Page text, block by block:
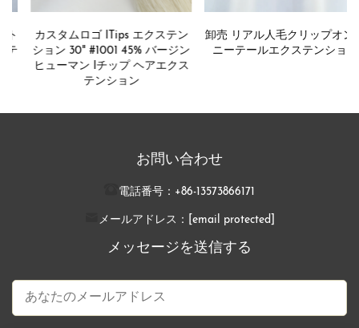
カスタムロゴ ITips エクステン
ション 30" #1001 45% バージン
ヒューマン Iチップ ヘアエクス
テンション
卸売 リアル人毛クリップオンポ
ニーテールエクステンション
お問い合わせ
電話番号： +86-13573866171
メールアドレス： [email protected]
メッセージを送信する